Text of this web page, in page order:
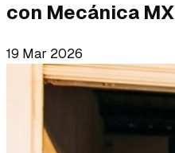
con Mecánica MX
19 Mar 2026